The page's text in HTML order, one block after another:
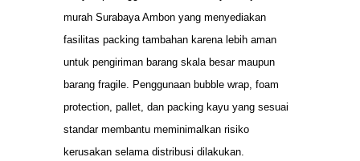
murah Surabaya Ambon yang menyediakan
fasilitas packing tambahan karena lebih aman
untuk pengiriman barang skala besar maupun
barang fragile. Penggunaan bubble wrap, foam
protection, pallet, dan packing kayu yang sesuai
standar membantu meminimalkan risiko
kerusakan selama distribusi dilakukan.